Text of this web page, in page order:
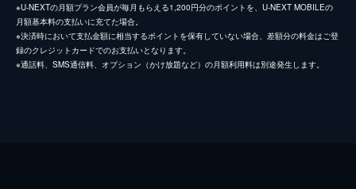
※U-NEXTの月額プラン会員が毎月もらえる1,200円分のポイントを、U-NEXT MOBILEの
月額基本料の支払いに充てた場合。
※決済時において支払金額に相当するポイントを保有していない場合、差額分の料金はご登
録のクレジットカードでのお支払いとなります。
※通話料、SMS通信料、オプション（かけ放題など）の月額利用料は別途発生します。